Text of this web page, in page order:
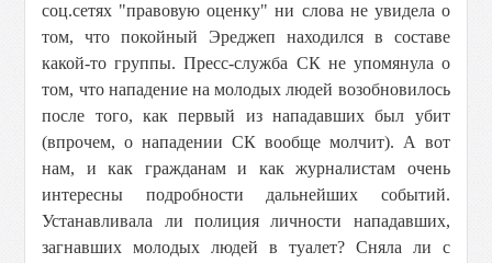
соц.сетях "правовую оценку" ни слова не увидела о
том, что покойный Эреджеп находился в составе
какой-то группы. Пресс-служба СК не упомянула о
том, что нападение на молодых людей возобновилось
после того, как первый из нападавших был убит
(впрочем, о нападении СК вообще молчит). А вот
нам, и как гражданам и как журналистам очень
интересны подробности дальнейших событий.
Устанавливала ли полиция личности нападавших,
загнавших молодых людей в туалет? Сняла ли с